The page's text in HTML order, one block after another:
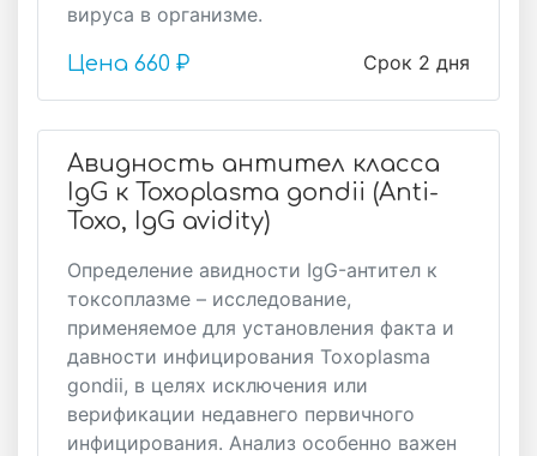
вируса в организме.
Срок 2 дня
Цена 660 ₽
Авидность антител класса
IgG к Toxoplasma gondii (Anti-
Toxo, IgG avidity)
Определение авидности IgG-антител к
токсоплазме – исследование,
применяемое для установления факта и
давности инфицирования Toxoplasma
gondii, в целях исключения или
верификации недавнего первичного
инфицирования. Анализ особенно важен